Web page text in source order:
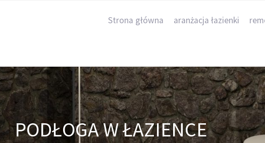
Strona główna aranżacja łazienki
PODŁOGA W ŁAZIENCE